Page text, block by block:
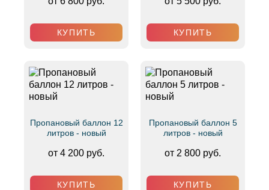
КУПИТЬ КУПИТЬ
Пропановый баллон 12
литров - новый
от 4 200 руб.
КУПИТЬ
Пропановый баллон 5
литров - новый
от 2 800 руб.
КУПИТЬ